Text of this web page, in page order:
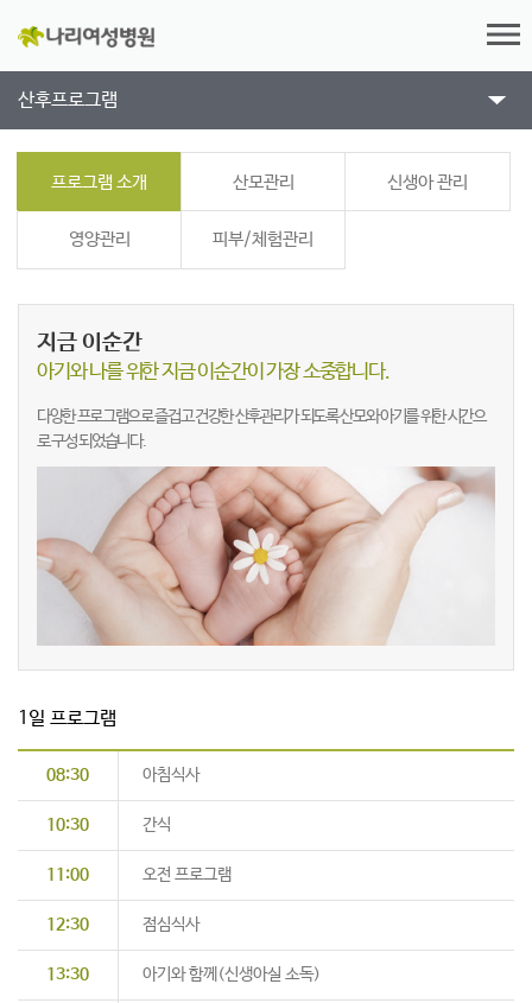
산후프로그램
프로그램 소개 산모관리 신생아 관리
영양관리 피부/체험관리
지금 이순간
아기와 나를 위한 지금 이순간이 가장 소중합니다.
다양한 프로그램으로 즐겁고 건강한 산후관리가 되도록 산모와 아기를 위한 시간으
로구성 되었습니다.
1일 프로그램
08:30 아침식사
10:30 간식
11:00 오전 프로그램
12:30 점심식사
13:30 아기와 함께(신생아실 소독)